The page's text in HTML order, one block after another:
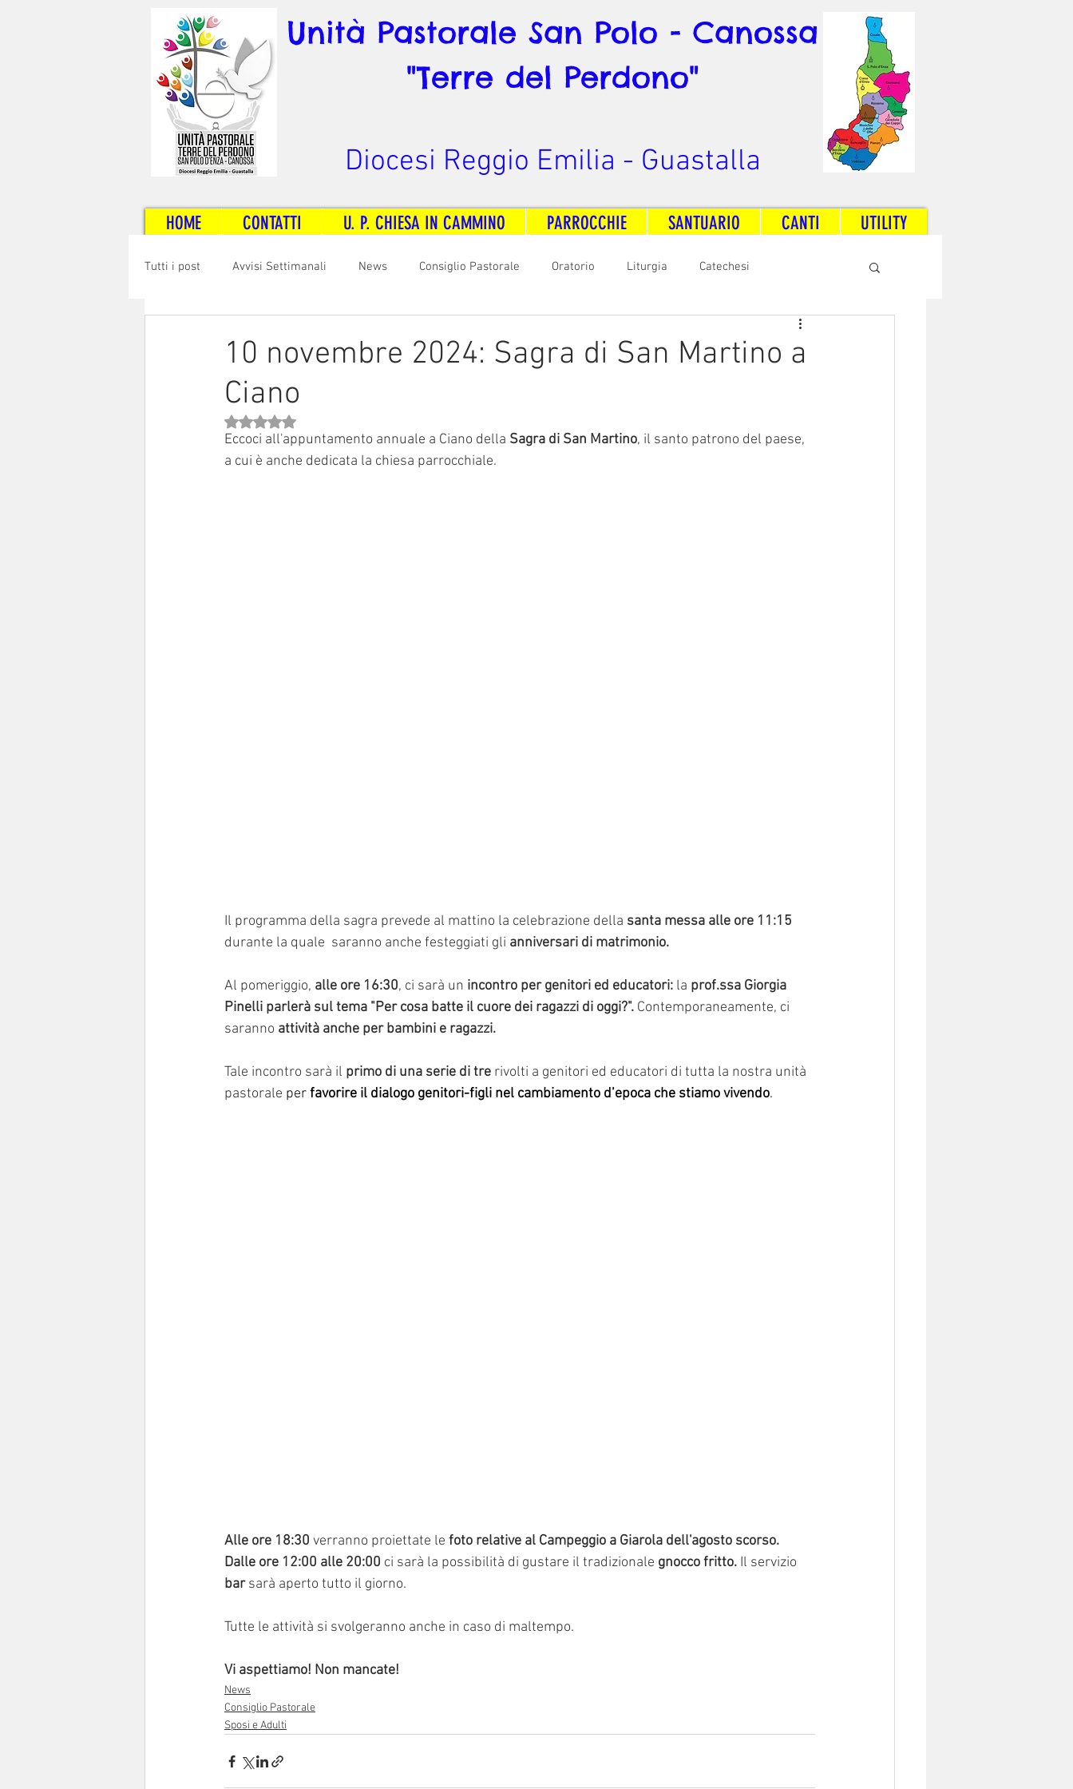
Unità Pastorale San Polo - Canossa
"Terre del Perdono"
Diocesi Reggio Emilia - Guastalla
HOME CONTATTI U. P. CHIESA IN CAMMINO PARROCCHIE SANTUARIO CANTI UTILITY
Tutti i post Avvisi Settimanali News Consiglio Pastorale Oratorio Liturgia Catechesi
Radio Dream Together
Sinodo 2021-23 Anziani e ammalati
10 novembre 2024: Sagra di San Martino a
Ciano
Valutazione NaN stelle su 5.
Eccoci all'appuntamento annuale a Ciano della Sagra di San Martino, il santo patrono del paese,
a cui è anche dedicata la chiesa parrocchiale.
Il programma della sagra prevede al mattino la celebrazione della santa messa alle ore 11:15
durante la quale  saranno anche festeggiati gli anniversari di matrimonio.
Al pomeriggio, alle ore 16:30, ci sarà un incontro per genitori ed educatori: la prof.ssa Giorgia
Pinelli parlerà sul tema "Per cosa batte il cuore dei ragazzi di oggi?". Contemporaneamente, ci
saranno attività anche per bambini e ragazzi.
Tale incontro sarà il primo di una serie di tre rivolti a genitori ed educatori di tutta la nostra unità
pastorale per favorire il dialogo genitori-figli nel cambiamento d’epoca che stiamo vivendo.
Alle ore 18:30 verranno proiettate le foto relative al Campeggio a Giarola dell'agosto scorso.
Dalle ore 12:00 alle 20:00 ci sarà la possibilità di gustare il tradizionale gnocco fritto. Il servizio
bar sarà aperto tutto il giorno.
Tutte le attività si svolgeranno anche in caso di maltempo.
Vi aspettiamo! Non mancate!
News
Consiglio Pastorale
Sposi e Adulti